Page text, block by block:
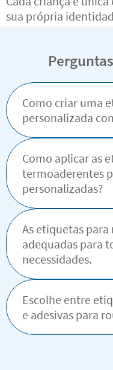
sua própria
Como criar uma
personalizada
Como aplicar as
termoaderentes
personalizadas?
As etiquetas
adequadas para
necessidades.
Escolhe entre
e adesivas para